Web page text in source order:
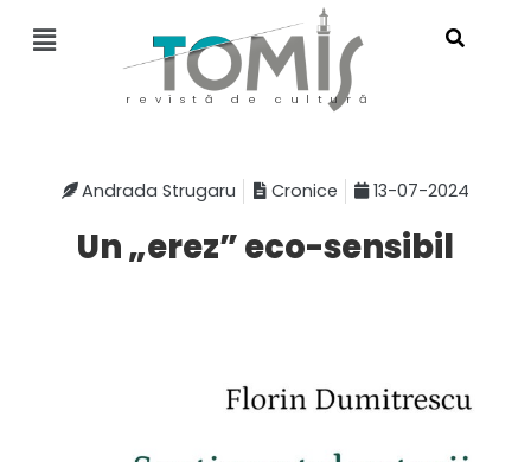
revistă de cultură
Andrada Strugaru Cronice 13-07-2024
Un „erez” eco-sensibil